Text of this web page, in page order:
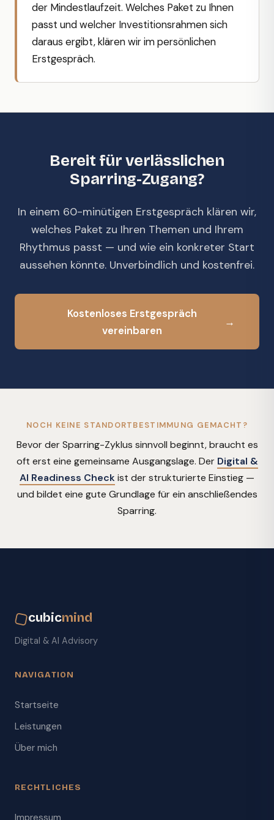
der Mindestlaufzeit. Welches Paket zu Ihnen
passt und welcher Investitionsrahmen sich
daraus ergibt, klären wir im persönlichen
Erstgespräch.
Bereit für verlässlichen
Sparring-Zugang?
In einem 60-minütigen Erstgespräch klären wir,
welches Paket zu Ihren Themen und Ihrem
Rhythmus passt — und wie ein konkreter Start
aussehen könnte. Unverbindlich und kostenfrei.
Kostenloses Erstgespräch
vereinbaren
→
NOCH KEINE STANDORTBESTIMMUNG GEMACHT?
Bevor der Sparring-Zyklus sinnvoll beginnt, braucht es
oft erst eine gemeinsame Ausgangslage. Der Digital &
AI Readiness Checkist der strukturierte Einstieg —
und bildet eine gute Grundlage für ein anschließendes
Sparring.
cubicmind
Digital & AI Advisory
NAVIGATION
Startseite
Leistungen
Über mich
RECHTLICHES